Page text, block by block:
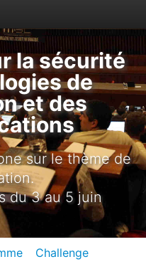
la sécurité
de
et des
sur le thème de
du 3 au 5 juin
Challenge